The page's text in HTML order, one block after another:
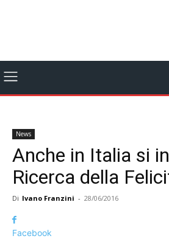
News
Anche in Italia si
Ricerca della
Di Ivano Franzini - 28/06/2016
Facebook